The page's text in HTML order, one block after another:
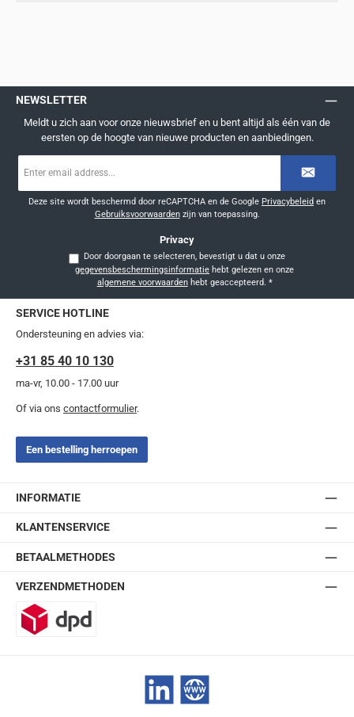
NEWSLETTER
Meldt u zich aan voor onze nieuwsbrief en u bent altijd als één van de
eersten op de hoogte van nieuwe producten en aanbiedingen.
mailadres
Deze site wordt beschermd door reCAPTCHA en de Google Privacybeleid en
Gebruiksvoorwaardenzijn van toepassing.
Privacy
Door doorgaan te selecteren, bevestigt u dat u onze
gegevensbeschermingsinformatie
algemene voorwaardenhebt geaccepteerd. *
SERVICE HOTLINE
Ondersteuning en advies via:
+31 85 40 10 130
ma-vr, 10.00 - 17.00 uur
Of via ons contactformulier.
Een bestelling herroepen
INFORMATIE
KLANTENSERVICE
BETAALMETHODES
VERZENDMETHODEN
LinkedIn Website